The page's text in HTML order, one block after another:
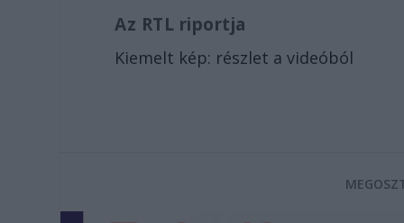
Az RTL riportja
Kiemelt kép: részlet a videóból